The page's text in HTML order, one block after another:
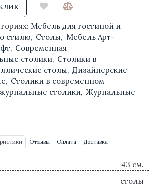
Мебель для гостиной и
стилю, Столы, Мебель Арт-
, Современная
столики, Столики в
столы, Дизайнерские
, Столики в современном
столики, Журнальные
Отзывы Оплата Доставка
43 см.
столы